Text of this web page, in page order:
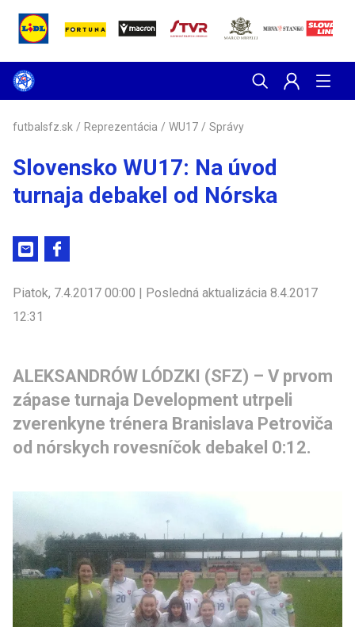
futbalsfz.sk / Reprezentácia / WU17 / Správy
Slovensko WU17: Na úvod
turnaja debakel od Nórska
Piatok, 7.4.2017 00:00 | Posledná aktualizácia 8.4.2017
12:31
ALEKSANDRÓW LÓDZKI (SFZ) – V prvom
zápase turnaja Development utrpeli
zverenkyne trénera Branislava Petroviča
od nórskych rovesníčok debakel 0:12.